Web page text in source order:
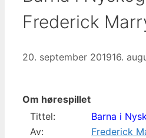
Frederick
20. september 201916.
Om hørespillet
Tittel:
Barna i
Av:
Frederick